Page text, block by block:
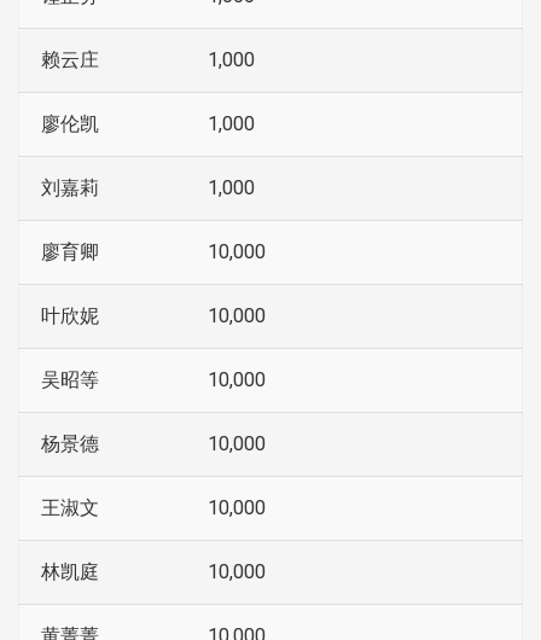
赖云庄 1,000
廖伦凯 1,000
刘嘉莉 1,000
廖育卿 10,000
叶欣妮 10,000
吴昭等 10,000
杨景德 10,000
王淑文 10,000
林凯庭 10,000